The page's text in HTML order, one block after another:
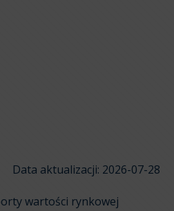
Data aktualizacji: 2026-07-28
wartości rynkowej